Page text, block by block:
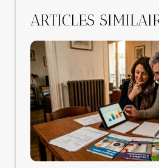
ARTICLES